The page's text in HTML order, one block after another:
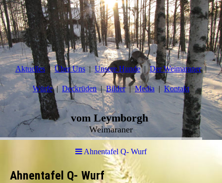
Aktuelles Über Uns Unsere Hunde Der Weimaraner
Würfe Deckrüden Bilder Media Kontakt
vom Leymborgh
Weimaraner
Ahnentafel Q- Wurf
Ahnentafel Q- Wurf